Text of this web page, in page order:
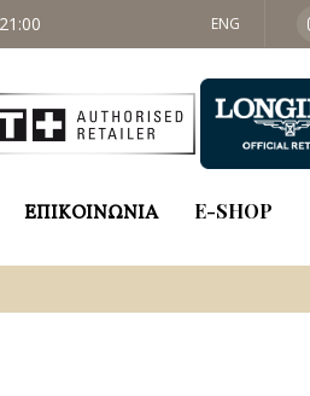
ΣΑΒ: 09:30 - 14:00
ENG
ΕΠΙΚΟΙΝΩΝΙΑ E-SHOP